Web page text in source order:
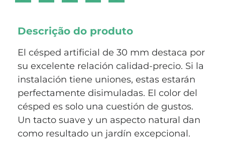
Descrição do produto
El césped artificial de 30 mm destaca por
su excelente relación calidad-precio. Si la
instalación tiene uniones, estas estarán
perfectamente disimuladas. El color del
césped es solo una cuestión de gustos.
Un tacto suave y un aspecto natural dan
como resultado un jardín excepcional.